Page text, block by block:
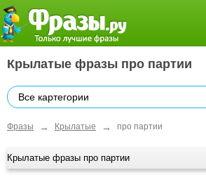
Крылатые фразы про партии
Все картегории
Фразы → Крылатые → про партии
Крылатые фразы про партии